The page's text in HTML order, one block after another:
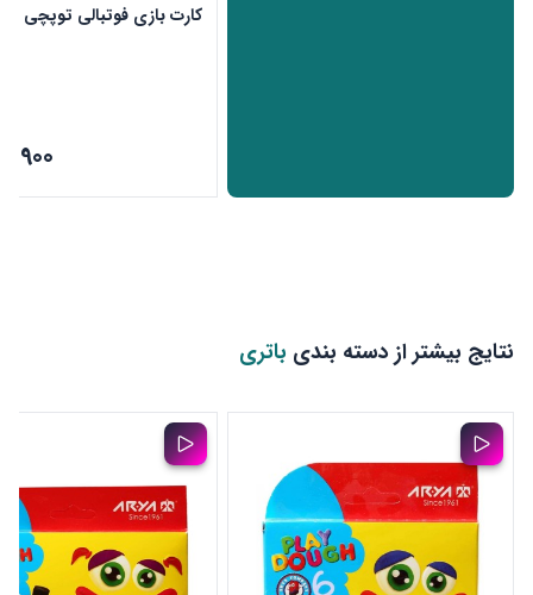
کارت بازی فوتبالی توپچی سری
نتایج بیشتر از دسته بندی باتری